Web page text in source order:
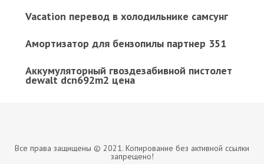
Vacation перевод в холодильнике самсунг
Амортизатор для бензопилы партнер 351
Аккумуляторный гвоздезабивной пистолет
dewalt dcn692m2 цена
Все права защищены © 2021. Копирование без активной ссылки
запрещено!